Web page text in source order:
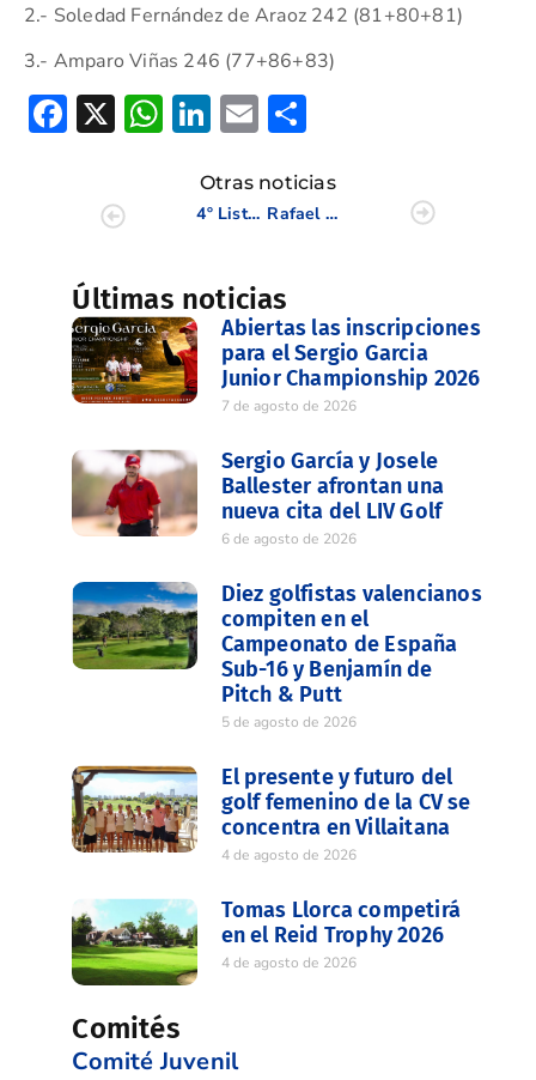
2.- Soledad Fernández de Araoz 242 (81+80+81)
3.- Amparo Viñas 246 (77+86+83)
Facebook
X WhatsApp
LinkedIn
Email
Otras noticias
4º Listado Informativo acceso Campeonatos de España Infantil, Alevín y Benjamín 2017
Rafael Moreno y Vicente Dasi, campeones de España Dobles Senior Masculino 2017
Últimas noticias
Abiertas las inscripciones
para el Sergio Garcia
Junior Championship 2026
7 de agosto de 2026
Sergio García y Josele
Ballester afrontan una
nueva cita del LIV Golf
6 de agosto de 2026
Diez golfistas valencianos
compiten en el
Campeonato de España
Sub-16 y Benjamín de
Pitch & Putt
5 de agosto de 2026
El presente y futuro del
golf femenino de la CV se
concentra en Villaitana
4 de agosto de 2026
Tomas Llorca competirá
en el Reid Trophy 2026
4 de agosto de 2026
Comités
Comité Juvenil